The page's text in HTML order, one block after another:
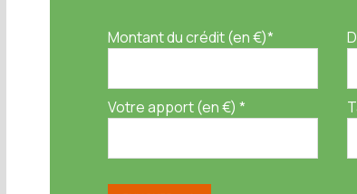
communes, de la
Montant du crédit (en €)*
Votre apport (en €) *